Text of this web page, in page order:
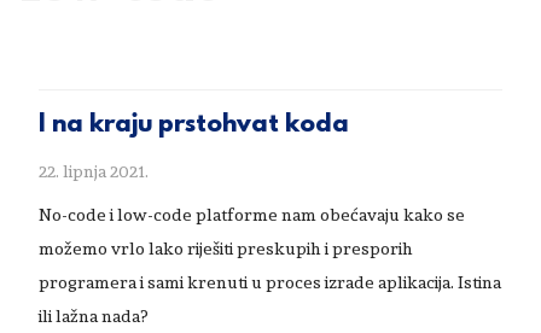
I na kraju prstohvat koda
22. lipnja 2021.
No-code i low-code platforme nam obećavaju kako se
možemo vrlo lako riješiti preskupih i presporih
programera i sami krenuti u proces izrade aplikacija. Istina
ili lažna nada?